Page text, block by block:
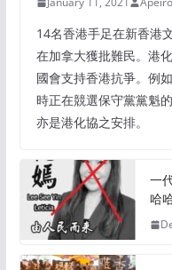
14名香港手足在新香港
在加拿大獲批難民。港
國會支持香港抗爭。例
時正在競選保守黨黨魁
亦是港化協之安排。
一
哈